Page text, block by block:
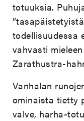
totuuksia.
todellisuudessa
vahvasti mieleen
Zarathustra-
Vanhalan
ominaista tietty
valve, harha-